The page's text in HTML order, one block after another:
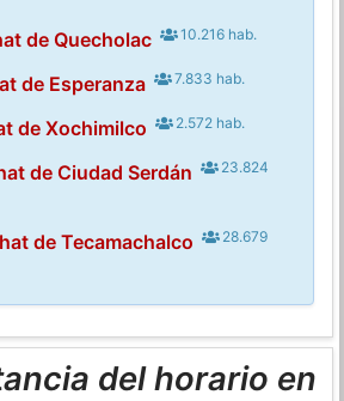
de Quecholac 10.216 hab.
de Esperanza 7.833 hab.
de Xochimilco 2.572 hab.
de Ciudad Serdán
23.824
de Tecamachalco
28.679
del horario en